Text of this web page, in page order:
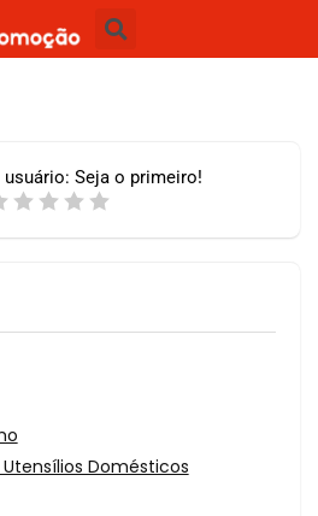
Seja o primeiro!
Domésticos